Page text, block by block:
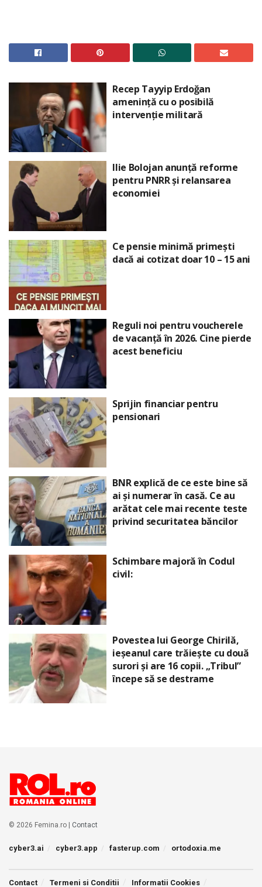
Recep Tayyip Erdoğan
amenință cu o posibilă
intervenție militară
Ilie Bolojan anunță reforme
pentru PNRR și relansarea
economiei
Ce pensie minimă primești
dacă ai cotizat doar 10 – 15 ani
Reguli noi pentru voucherele
de vacanță în 2026. Cine pierde
acest beneficiu
Sprijin financiar pentru
pensionari
BNR explică de ce este bine să
ai și numerar în casă. Ce au
arătat cele mai recente teste
privind securitatea băncilor
Schimbare majoră în Codul
civil:
Povestea lui George Chirilă,
ieșeanul care trăiește cu două
surori și are 16 copii. „Tribul”
începe să se destrame
© 2026 Femina.ro | Contact
cyber3.ai cyber3.app fasterup.com ortodoxia.me
Contact Termeni si Conditii Informatii Cookies